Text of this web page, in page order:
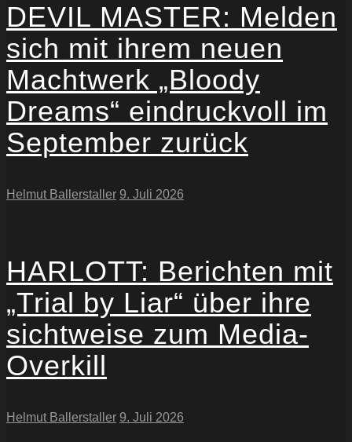
DEVIL MASTER: Melden
sich mit ihrem neuen
Machtwerk „Bloody
Dreams“ eindruckvoll im
September zurück
Helmut Ballerstaller 9. Juli 2026
HARLOTT: Berichten mit
„Trial by Liar“ über ihre
sichtweise zum Media-
Overkill
Helmut Ballerstaller 9. Juli 2026